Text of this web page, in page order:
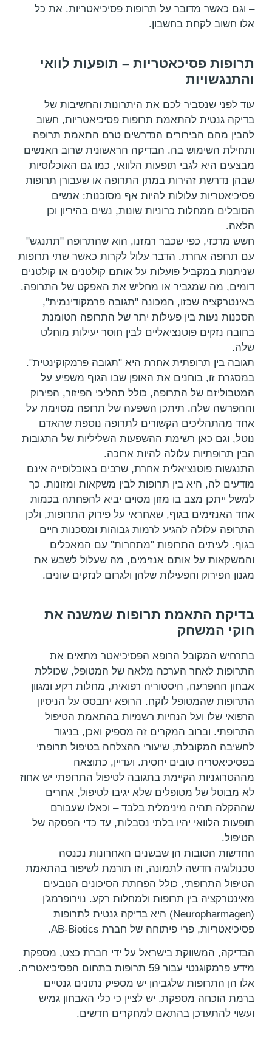
– וגם כאשר מדובר על תרופות פסיכיאטריות. את כל
אלו חשוב לקחת בחשבון.
תרופות פסיכאטריות – תופעות לוואי
והתנגשויות
עוד לפני שנסביר לכם את היתרונות והחשיבות של
בדיקה גנטית להתאמת תרופות פסיכיאטריות, חשוב
להבין מהם הבירורים הנדרשים טרם התאמת תרופה
ותחילת השימוש בה. הבדיקה הראשונית שרוב האנשים
מבצעים היא לגבי תופעות הלוואי, כמו גם האוכלוסיות
שבהן נדרשת זהירות במתן התרופה או שעבורן תרופות
פסיכיאטריות עלולות להיות אף מסוכנות: אנשים
הסובלים ממחלות כרוניות שונות, נשים בהיריון וכן
הלאה.
חשש מרכזי, כפי שכבר רמזנו, הוא שהתרופה "תתנגש"
עם תרופה אחרת. הדבר עלול לקרות כאשר שתי תרופות
שניתנות במקביל פועלות על אותם קולטנים או קולטנים
דומים, מה שמגביר או מחליש את האפקט של התרופה.
באינטרקציה שכזו, המכונה "תגובה פרמקודינמית",
הסכנות נעות בין פעילות יתר של התרופה הטומנת
בחובה נזקים פוטנציאליים לבין חוסר יעילות מוחלט
שלה.
תגובה בין תרופתית אחרת היא "תגובה פרמקוקינטית".
במסגרת זו, בוחנים את האופן שבו הגוף משפיע על
המטבוליזם של התרופה, כולל תהליכי הפיזור, הפירוק
וההפרשה שלה. תיתכן השפעה של תרופה מסוימת על
אחד מהתהליכים הקשורים לתרופה נוספת שהאדם
נוטל, וגם כאן רשימת ההשפעות השליליות של התגובות
הבין תרופתיות עלולה להיות ארוכה.
התנגשות פוטנציאלית אחרת, שרבים באוכלוסייה אינם
מודעים לה, היא בין תרופות לבין משקאות ומזונות. כך
למשל ייתכן מצב בו מזון מסוים יביא להפחתה בכמות
אחד האנזימים בגוף, שאחראי על פירוק התרופות, ולכן
התרופה עלולה להגיע לרמות גבוהות ומסכנות חיים
בגוף. לעיתים התרופות "מתחרות" עם המאכלים
והמשקאות על אותם אנזימים, מה שעלול לשבש את
מגנון הפירוק והפעילות שלהן ולגרום לנזקים שונים.
בדיקת התאמת תרופות שמשנה את
חוקי המשחק
בתרחיש המקובל הרופא הפסיכיאטר מתאים את
התרופות לאחר הערכה מלאה של המטופל, שכוללת
אבחון ההפרעה, היסטוריה רפואית, מחלות רקע ומגוון
התרופות שהמטופל לוקח. הרופא יתבסס על הניסיון
הרפואי שלו ועל הנחיות רשמיות בהתאמת הטיפול
התרופתי. וברוב המקרים זה מספיק ואכן, בניגוד
לחשיבה המקובלת, שיעורי ההצלחה בטיפול תרופתי
בפסיכיאטריה טובים יחסית. ועדיין, כתוצאה
מההטרוגניות הקיימת בתגובה לטיפול התרופתי יש אחוז
לא מבוטל של מטופלים שלא יגיבו לטיפול, אחרים
שההקלה תהיה מינימלית בלבד – וכאלו שעבורם
תופעות הלוואי יהיו בלתי נסבלות, עד כדי הפסקה של
הטיפול.
החדשות הטובות הן שבשנים האחרונות נכנסה
טכנולוגיה חדשה לתמונה, וזו תורמת לשיפור בהתאמת
הטיפול התרופתי, כולל הפחתת הסיכונים הנובעים
מאינטרקציה בין תרופות ולמחלות רקע. נוירופרמג'ן
(Neuropharmagen) היא בדיקה גנטית לתרופות
פסיכיאטריות, פרי פיתוחה של חברת AB-Biotics.
הבדיקה, המשווקת בישראל על ידי חברת כצט, מספקת
מידע פרמקוגנטי עבור 59 תרופות בתחום הפסיכיאטריה.
אלו הן התרופות שלגביהן יש מספיק נתונים גנטיים
ברמת הוכחה מספקת. יש לציין כי כלי האבחון גמיש
ועשוי להתעדכן בהתאם למחקרים חדשים.